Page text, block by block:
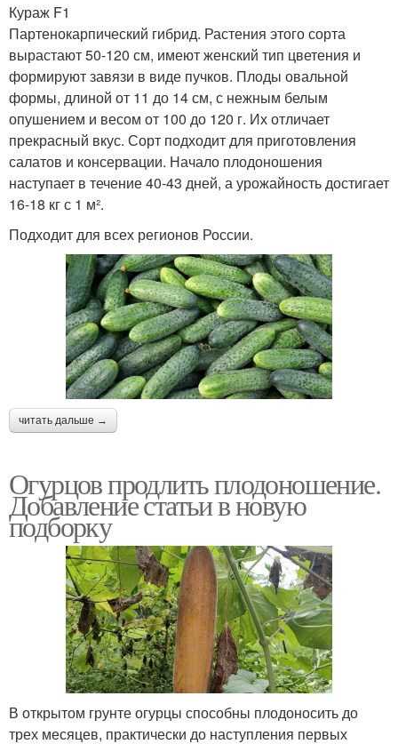
Кураж F1
Партенокарпический гибрид. Растения этого сорта
вырастают 50-120 см, имеют женский тип цветения и
формируют завязи в виде пучков. Плоды овальной
формы, длиной от 11 до 14 см, с нежным белым
опушением и весом от 100 до 120 г. Их отличает
прекрасный вкус. Сорт подходит для приготовления
салатов и консервации. Начало плодоношения
наступает в течение 40-43 дней, а урожайность достигает
16-18 кг с 1 м².
Подходит для всех регионов России.
читать дальше →
Огурцов продлить плодоношение.
Добавление статьи в новую
подборку
В открытом грунте огурцы способны плодоносить до
трех месяцев, практически до наступления первых